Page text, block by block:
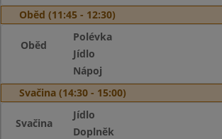
Oběd (11:45 - 12:30)
Oběd
Polévka
Jídlo
Nápoj
Svačina (14:30 - 15:00)
Svačina
Jídlo
Doplněk